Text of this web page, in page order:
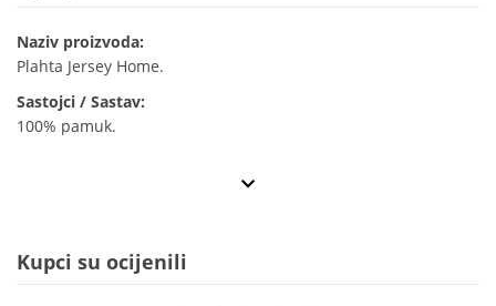
Naziv proizvoda:
Plahta Jersey Home.
Sastojci / Sastav:
100% pamuk.
Kupci su ocijenili